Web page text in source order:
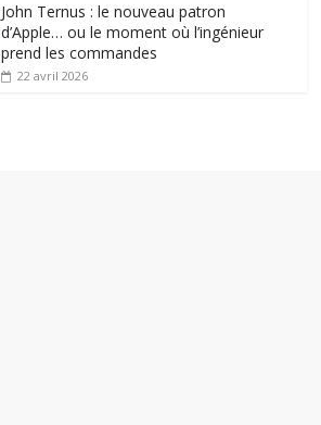
John Ternus : le nouveau patron
d’Apple… ou le moment où l’ingénieur
prend les commandes
22 avril 2026